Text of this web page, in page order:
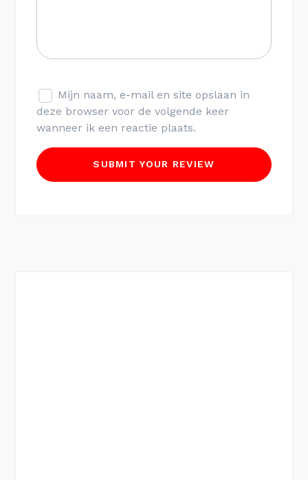
Mijn naam, e-mail en site opslaan in
deze browser voor de volgende keer
wanneer ik een reactie plaats.